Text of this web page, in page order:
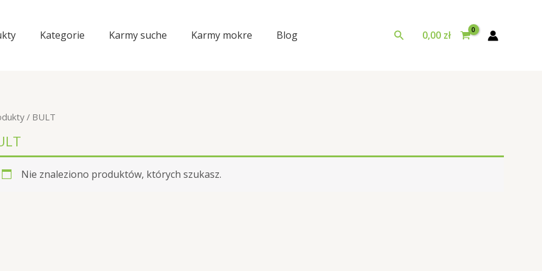
Kategorie Karmy suche Karmy mokre Blog Szukaj0,00 zł
/ BULT
Nie znaleziono produktów, których szukasz.